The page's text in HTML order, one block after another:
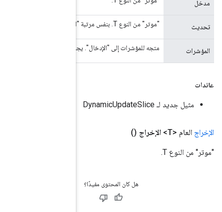
أن يكون الطول مساويًا لرتبة "الإدخال".